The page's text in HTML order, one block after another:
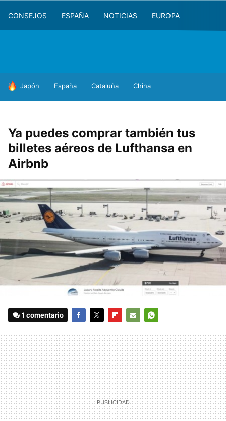
CONSEJOS ESPAÑA NOTICIAS EUROPA
HOY SE HABLA DE
Japón España Cataluña China
Ya puedes comprar también tus
billetes aéreos de Lufthansa en
Airbnb
1 comentario
MAIL